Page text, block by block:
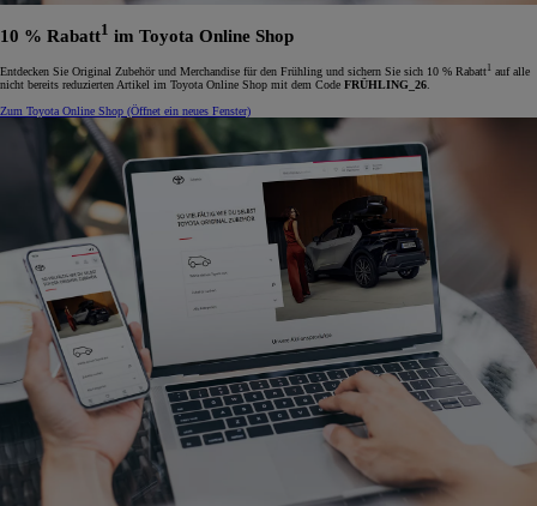
10 % Rabatt1 im Toyota Online Shop
Entdecken Sie Original Zubehör und Merchandise für den Frühling und sichern Sie sich 10 % Rabatt1 auf alle
nicht bereits reduzierten Artikel im Toyota Online Shop mit dem Code FRÜHLING_26
Zum Toyota Online Shop (Öffnet ein neues Fenster)